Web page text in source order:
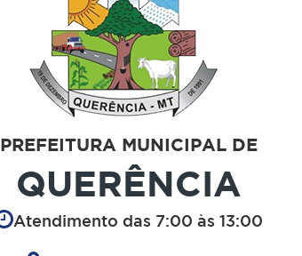
PREFEITURA MUNICIPAL DE
QUERÊNCIA
Atendimento das 7:00 às 13:00